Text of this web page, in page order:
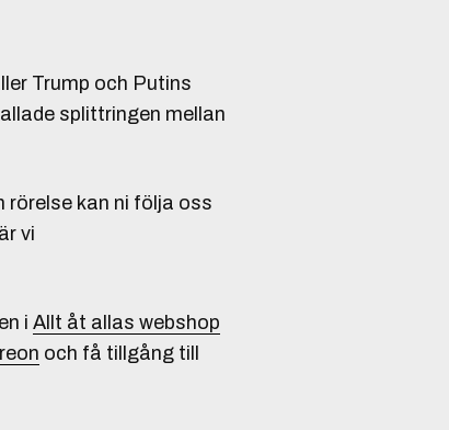
Trump och Putins
splittringen mellan
rörelse kan ni följa oss
vi
i Allt åt allas webshop
och få tillgång till